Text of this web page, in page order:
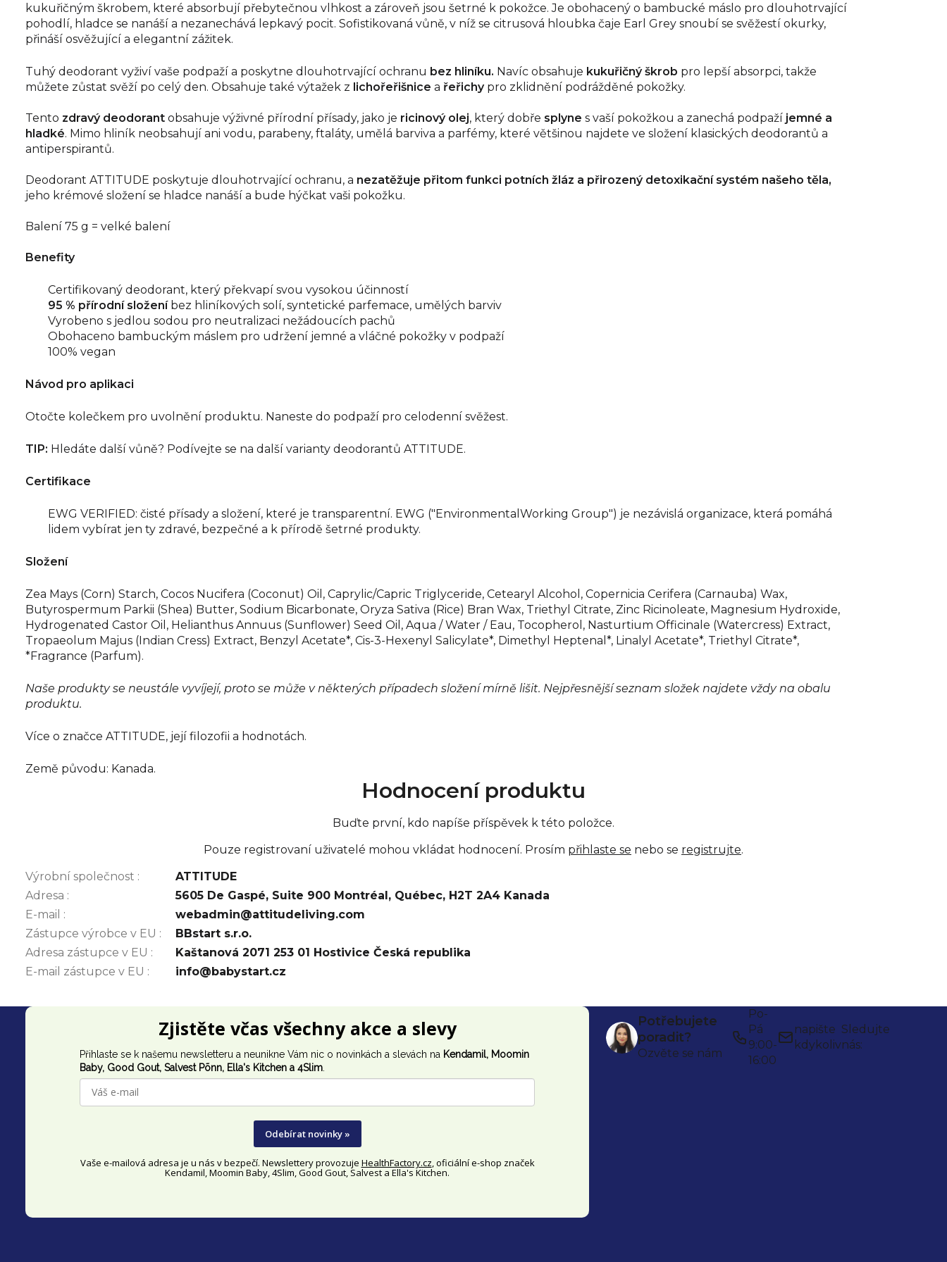
kukuřičným škrobem, které absorbují přebytečnou vlhkost a zároveň jsou šetrné k pokožce. Je obohacený o bambucké máslo pro dlouhotrvající
pohodlí, hladce se nanáší a nezanechává lepkavý pocit. Sofistikovaná vůně, v níž se citrusová hloubka čaje Earl Grey snoubí se svěžestí okurky,
přináší osvěžující a elegantní zážitek.
Tuhý deodorant vyživí vaše podpaží a poskytne dlouhotrvající ochranu bez hliníku. Navíc obsahuje kukuřičný škrob pro lepší absorpci, takže
můžete zůstat svěží po celý den. Obsahuje také výtažek z lichořeřišnice a řeřichypro zklidnění podrážděné pokožky.
Tento zdravý deodorant obsahuje výživné přírodní přísady, jako je ricinový olej, který dobře splyne s vaší pokožkou a zanechá podpaží jemné a
hladké. Mimo hliník neobsahují ani vodu, parabeny, ftaláty, umělá barviva a parfémy, které většinou najdete ve složení klasických deodorantů a
antiperspirantů.
Deodorant ATTITUDE poskytuje dlouhotrvající ochranu, a nezatěžuje přitom funkci potních žláz a přirozený detoxikační systém našeho těla,
jeho krémové složení se hladce nanáší a bude hýčkat vaši pokožku.
Balení 75 g = velké balení
Benefity
Certifikovaný deodorant, který překvapí svou vysokou účinností
95 % přírodní složeníbez hliníkových solí, syntetické parfemace, umělých barviv
Vyrobeno s jedlou sodou pro neutralizaci nežádoucích pachů
Obohaceno bambuckým máslem pro udržení jemné a vláčné pokožky v podpaží
100% vegan
Návod pro aplikaci
Otočte kolečkem pro uvolnění produktu. Naneste do podpaží pro celodenní svěžest.
TIP: Hledáte další vůně? Podívejte se na další varianty deodorantů ATTITUDE.
Certifikace
EWG VERIFIED: čisté přísady a složení, které je transparentní. EWG ("EnvironmentalWorking Group") je nezávislá organizace, která pomáhá
lidem vybírat jen ty zdravé, bezpečné a k přírodě šetrné produkty.
Složení
Zea Mays (Corn) Starch, Cocos Nucifera (Coconut) Oil, Caprylic/Capric Triglyceride, Cetearyl Alcohol, Copernicia Cerifera (Carnauba) Wax,
Butyrospermum Parkii (Shea) Butter, Sodium Bicarbonate, Oryza Sativa (Rice) Bran Wax, Triethyl Citrate, Zinc Ricinoleate, Magnesium Hydroxide,
Hydrogenated Castor Oil, Helianthus Annuus (Sunflower) Seed Oil, Aqua / Water / Eau, Tocopherol, Nasturtium Officinale (Watercress) Extract,
Tropaeolum Majus (Indian Cress) Extract, Benzyl Acetate*, Cis-3-Hexenyl Salicylate*, Dimethyl Heptenal*, Linalyl Acetate*, Triethyl Citrate*,
*Fragrance (Parfum).
Naše produkty se neustále vyvíjejí, proto se může v některých případech složení mírně lišit. Nejpřesnější seznam složek najdete vždy na obalu
produktu.
Více o značce ATTITUDE, její filozofii a hodnotách.
Země původu: Kanada.
Hodnocení produktu
Buďte první, kdo napíše příspěvek k této položce.
Pouze registrovaní uživatelé mohou vkládat hodnocení. Prosím přihlaste se nebo se registrujte.
Výrobní společnost :
ATTITUDE
Adresa :
5605 De Gaspé, Suite 900 Montréal, Québec, H2T 2A4 Kanada
E-mail :
webadmin@attitudeliving.com
Zástupce výrobce v EU :
BBstart s.r.o.
Adresa zástupce v EU :
Kaštanová 2071 253 01 Hostivice Česká republika
E-mail zástupce v EU : info@babystart.cz
Zjistěte včas všechny akce a slevy
Přihlaste se k našemu newsletteru a neunikne Vám nic o novinkách a slevách na Kendamil, Moomin
Baby, Good Gout, Salvest Põnn, Ella's Kitchen a 4Slim.
Odebírat novinky »
Vaše e-mailová adresa je u nás v bezpečí. Newslettery provozuje HealthFactory.cz, oficiálníe-shop značek
Kendamil, Moomin Baby, 4Slim, Good Gout, Salvest a Ella's Kitchen.
Potřebujete
poradit?
Ozvěte se nám
Po-
Pá
9:00-
16:00
napište
kdykoliv
Sledujte
nás: